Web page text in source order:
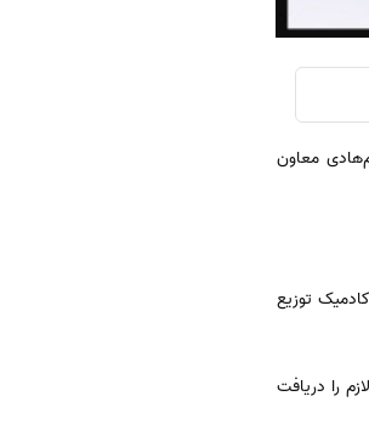
معاون
توزیع
را دریافت